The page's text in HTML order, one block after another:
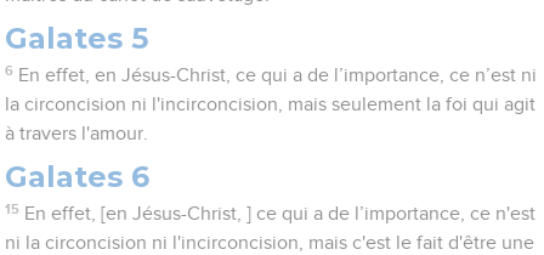
Galates 5
6 En effet, en Jésus-Christ, ce qui a de l’importance, ce n’est ni
la circoncision ni l'incirconcision, mais seulement la foi qui agit
à travers l'amour.
Galates 6
15 En effet, [en Jésus-Christ, ] ce qui a de l’importance, ce n'est
ni la circoncision ni l'incirconcision, mais c'est le fait d'être une